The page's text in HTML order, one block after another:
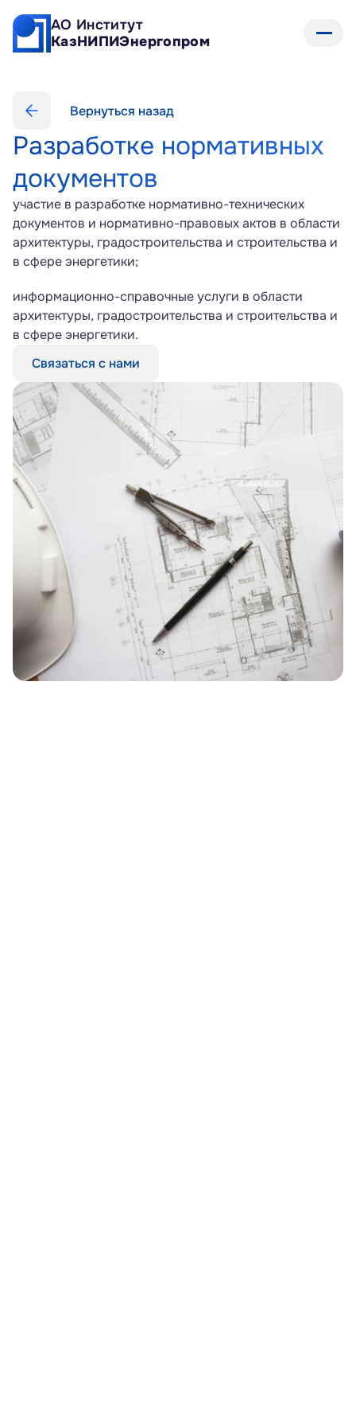
АО Институт
КазНИПИЭнергопром
Вернуться назад
Разработке нормативных
документов
участие в разработке нормативно-технических
документов и нормативно-правовых актов в области
архитектуры, градостроительства и строительства и
в сфере энергетики;
информационно-справочные услуги в области
архитектуры, градостроительства и строительства и
в сфере энергетики.
Связаться с нами